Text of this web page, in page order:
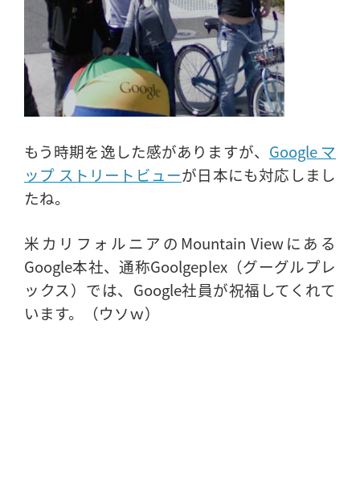
もう時期を逸した感がありますが、 Google マ
ップ ストリートビューが日本にも対応しまし
たね。
米カリフォルニアのMountain Viewにある
Google本社、通称Goolgeplex（グーグルプレ
ックス）では、Google社員が祝福してくれて
います。（ウソｗ）